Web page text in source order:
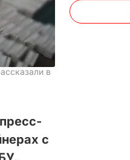
в
с